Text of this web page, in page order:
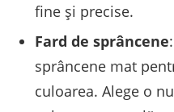
fine și precise.
Fard de sprâncene
sprâncene mat
culoarea. Alege o